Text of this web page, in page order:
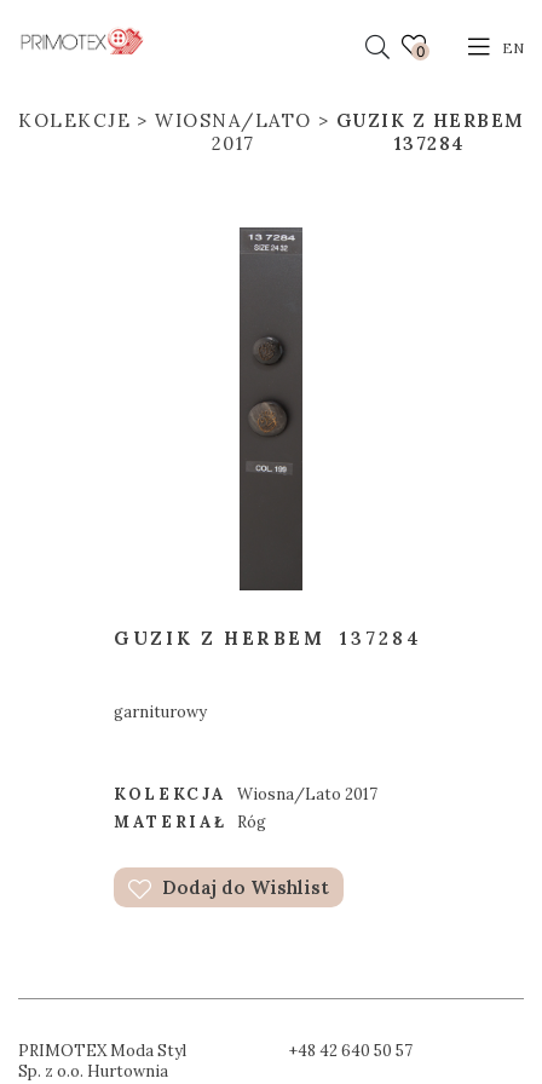
0 EN
KOLEKCJE
WIOSNA/LATO
2017
GUZIK Z HERBEM
137284
GUZIK Z HERBEM 137284
garniturowy
KOLEKCJA
Wiosna/Lato 2017
MATERIAŁ
Róg
Dodaj do Wishlist
PRIMOTEX Moda Styl
Sp. z o.o. Hurtownia
+48 42 640 50 57